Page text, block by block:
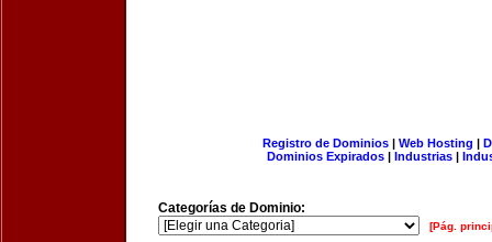
Registro de Dominios| Web Hosting |
Dominios Expirados | Industrias |
Categorías de Dominio:
[Pág.